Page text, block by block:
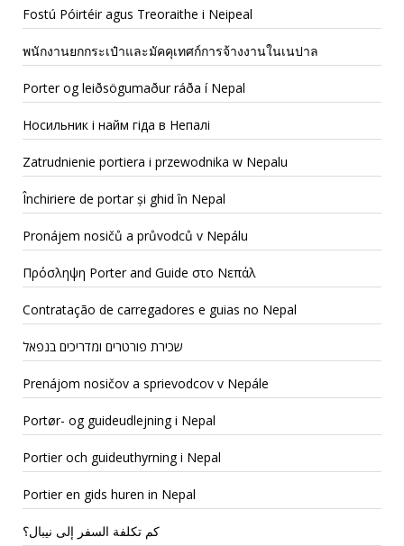
Fostú Póirtéir agus Treoraithe i Neipeal
พนักงานยกกระเป๋าและมัคคุเทศก์การจ้างงานในเนปาล
Porter og leiðsögumaður ráða í Nepal
Носильник і найм гіда в Непалі
Zatrudnienie portiera i przewodnika w Nepalu
Închiriere de portar și ghid în Nepal
Pronájem nosičů a průvodců v Nepálu
Πρόσληψη Porter and Guide στο Νεπάλ
Contratação de carregadores e guias no Nepal
שכירת פורטרים ומדריכים בנפאל
Prenájom nosičov a sprievodcov v Nepále
Portør- og guideudlejning i Nepal
Portier och guideuthyrning i Nepal
Portier en gids huren in Nepal
كم تكلفة السفر إلى نيبال؟